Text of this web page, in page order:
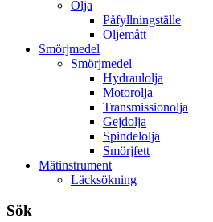
Olja
Påfyllningställe
Oljemått
Smörjmedel
Smörjmedel
Hydraulolja
Motorolja
Transmissionolja
Gejdolja
Spindelolja
Smörjfett
Mätinstrument
Läcksökning
Sök